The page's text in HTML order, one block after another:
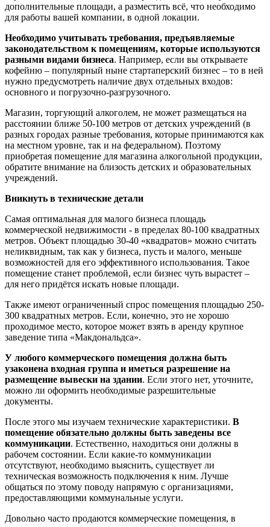
дополнительные площади, а разместить всё, что необходимо
для работы вашей компании, в одной локации.
Необходимо учитывать требования, предъявляемые
законодательством к помещениям, которые используются
разными видами бизнеса. Например, если вы открываете
кофейню – популярный ныне стартаперский бизнес – то в ней
нужно предусмотреть наличие двух отдельных входов:
основного и погрузочно-разгрузочного.
Магазин, торгующий алкоголем, не может размещаться на
расстоянии ближе 50-100 метров от детских учреждений (в
разных городах разные требования, которые принимаются как
на местном уровне, так и на федеральном). Поэтому
приобретая помещение для магазина алкогольной продукции,
обратите внимание на близость детских и образовательных
учреждений.
Вникнуть в технические детали
Самая оптимальная для малого бизнеса площадь
коммерческой недвижимости - в пределах 80-100 квадратных
метров. Объект площадью 30-40 «квадратов» можно считать
неликвидным, так как у бизнеса, пусть и малого, меньше
возможностей для его эффективного использования. Такое
помещение станет проблемой, если бизнес чуть вырастет –
для него придётся искать новые площади.
Также имеют ограниченный спрос помещения площадью 250-
300 квадратных метров. Если, конечно, это не хорошо
проходимое место, которое может взять в аренду крупное
заведение типа «Макдональдса».
У любого коммерческого помещения должна быть
узаконена входная группа и иметься разрешение на
размещение вывески на здании. Если этого нет, уточните,
можно ли оформить необходимые разрешительные
документы.
После этого мы изучаем технические характеристики. В
помещение обязательно должны быть заведены все
коммуникации. Естественно, находиться они должны в
рабочем состоянии. Если какие-то коммуникации
отсутствуют, необходимо выяснить, существует ли
техническая возможность подключения к ним. Лучше
общаться по этому поводу напрямую с организациями,
предоставляющими коммунальные услуги.
Довольно часто продаются коммерческие помещения, в